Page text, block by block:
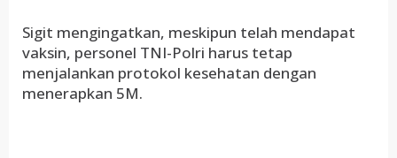
Sigit mengingatkan, meskipun telah mendapat
vaksin, personel TNI-Polri harus tetap
menjalankan protokol kesehatan dengan
menerapkan 5M.